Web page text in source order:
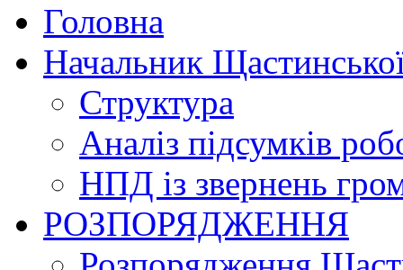
Головна
Начальник
Структура
Аналіз підсумків
НПД із звернень
РОЗПОРЯДЖЕННЯ